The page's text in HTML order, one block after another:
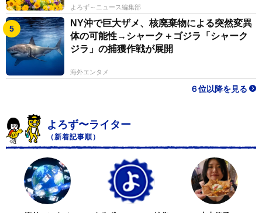
よろず～ニュース編集部
NY沖で巨大ザメ、核廃棄物による突然変異
体の可能性→シャーク＋ゴジラ「シャーク
ジラ」の捕獲作戦が展開
海外エンタメ
６位以降を見る
よろず〜ライター
（新着記事順）